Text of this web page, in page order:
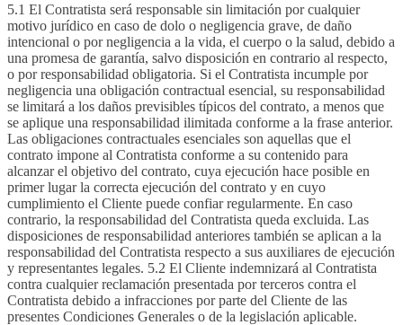
5.1 El Contratista será responsable sin limitación por cualquier
motivo jurídico en caso de dolo o negligencia grave, de daño
intencional o por negligencia a la vida, el cuerpo o la salud, debido a
una promesa de garantía, salvo disposición en contrario al respecto,
o por responsabilidad obligatoria. Si el Contratista incumple por
negligencia una obligación contractual esencial, su responsabilidad
se limitará a los daños previsibles típicos del contrato, a menos que
se aplique una responsabilidad ilimitada conforme a la frase anterior.
Las obligaciones contractuales esenciales son aquellas que el
contrato impone al Contratista conforme a su contenido para
alcanzar el objetivo del contrato, cuya ejecución hace posible en
primer lugar la correcta ejecución del contrato y en cuyo
cumplimiento el Cliente puede confiar regularmente. En caso
contrario, la responsabilidad del Contratista queda excluida. Las
disposiciones de responsabilidad anteriores también se aplican a la
responsabilidad del Contratista respecto a sus auxiliares de ejecución
y representantes legales. 5.2 El Cliente indemnizará al Contratista
contra cualquier reclamación presentada por terceros contra el
Contratista debido a infracciones por parte del Cliente de las
presentes Condiciones Generales o de la legislación aplicable.